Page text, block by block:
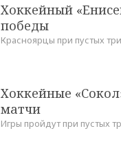
Хоккейный
победы
Красноярцы при пустых
Хоккейные
матчи
Игры пройдут при пустых